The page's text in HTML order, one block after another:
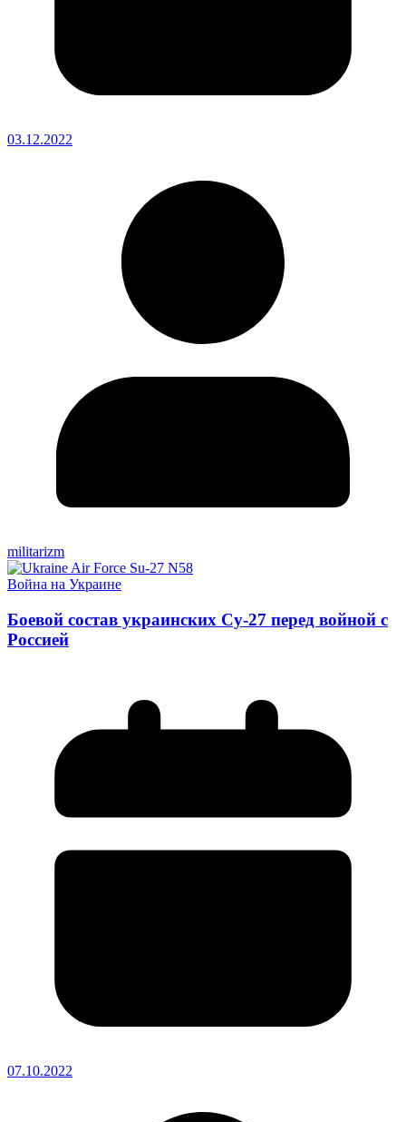
03.12.2022
militarizm
Война на Украине
Боевой состав украинских Су-27 перед войной с
Россией
07.10.2022